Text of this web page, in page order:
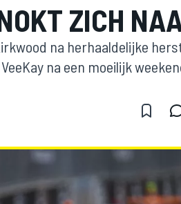
ZICH
na herhaaldelijke
na een moeilijk